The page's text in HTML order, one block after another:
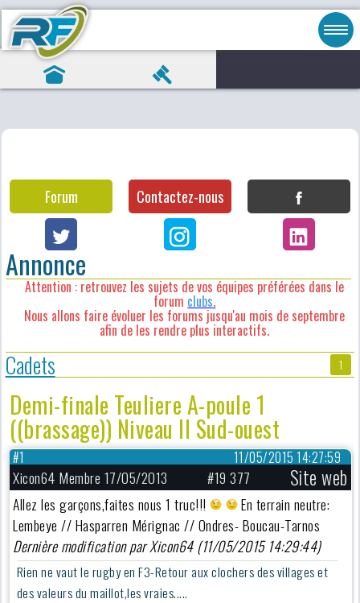
Forum Contactez-nous
Annonce
Attention : retrouvez les sujets de vos équipes préférées dans le
forum clubs.
Nous allons faire évoluer les forums jusqu'au mois de septembre
afin de les rendre plus interactifs.
Cadets 1
Demi-finale Teuliere A-poule 1
((brassage)) Niveau II Sud-ouest
11/05/2015 14:27:59
#1
Xicon64 Membre 17/05/2013 #19 377 Site web
Allez les garçons,faites nous 1 truc!!!
En terrain neutre:
Lembeye // Hasparren Mérignac // Ondres- Boucau-Tarnos
Dernière modification par Xicon64 (11/05/2015 14:29:44)
Rien ne vaut le rugby en F3-Retour aux clochers des villages et
des valeurs du maillot,les vraies.....